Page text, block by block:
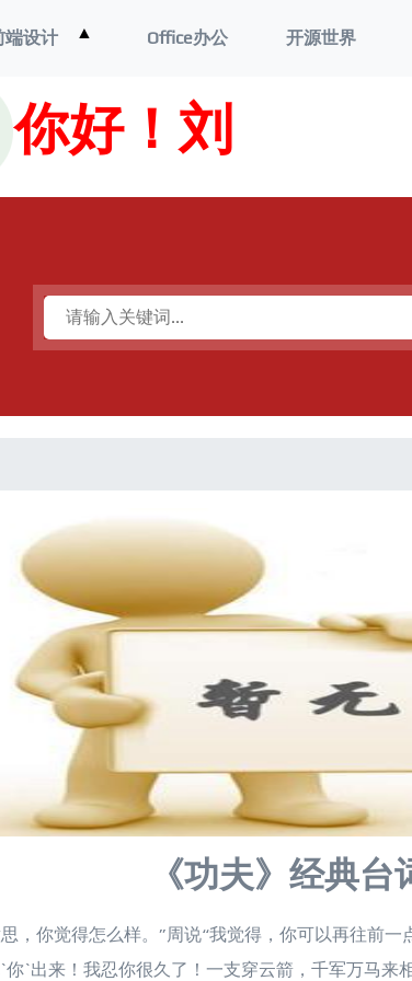
你好！刘
端设计 ▲
单
Office办公 开源世界
《功夫》经典台
，你觉得怎么样。”周说“我觉得，你可以再往前
`出来！我忍你很久了！一支穿云箭，千军万马来